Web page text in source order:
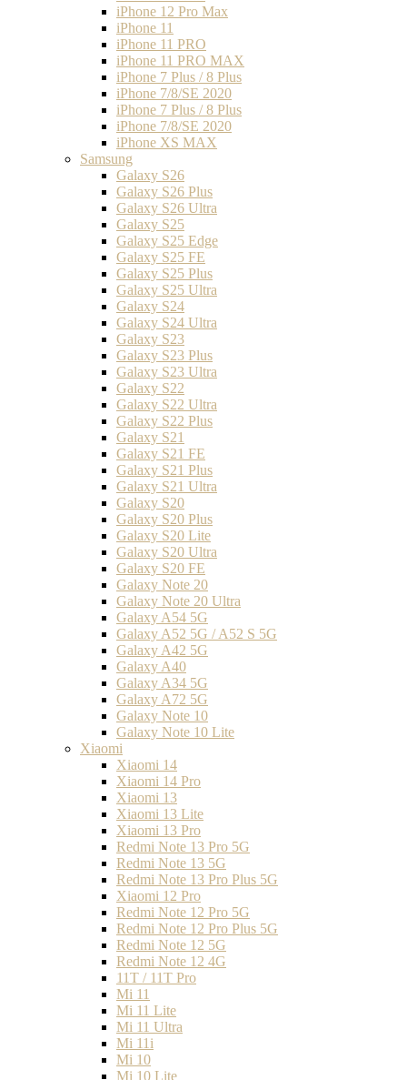
iPhone 12 Pro Max
iPhone 11
iPhone 11 PRO
iPhone 11 PRO MAX
iPhone 7 Plus / 8 Plus
iPhone 7/8/SE 2020
iPhone 7 Plus / 8 Plus
iPhone 7/8/SE 2020
iPhone XS MAX
Samsung
Galaxy S26
Galaxy S26 Plus
Galaxy S26 Ultra
Galaxy S25
Galaxy S25 Edge
Galaxy S25 FE
Galaxy S25 Plus
Galaxy S25 Ultra
Galaxy S24
Galaxy S24 Ultra
Galaxy S23
Galaxy S23 Plus
Galaxy S23 Ultra
Galaxy S22
Galaxy S22 Ultra
Galaxy S22 Plus
Galaxy S21
Galaxy S21 FE
Galaxy S21 Plus
Galaxy S21 Ultra
Galaxy S20
Galaxy S20 Plus
Galaxy S20 Lite
Galaxy S20 Ultra
Galaxy S20 FE
Galaxy Note 20
Galaxy Note 20 Ultra
Galaxy A54 5G
Galaxy A52 5G / A52 S 5G
Galaxy A42 5G
Galaxy A40
Galaxy A34 5G
Galaxy A72 5G
Galaxy Note 10
Galaxy Note 10 Lite
Xiaomi
Xiaomi 14
Xiaomi 14 Pro
Xiaomi 13
Xiaomi 13 Lite
Xiaomi 13 Pro
Redmi Note 13 Pro 5G
Redmi Note 13 5G
Redmi Note 13 Pro Plus 5G
Xiaomi 12 Pro
Redmi Note 12 Pro 5G
Redmi Note 12 Pro Plus 5G
Redmi Note 12 5G
Redmi Note 12 4G
11T / 11T Pro
Mi 11
Mi 11 Lite
Mi 11 Ultra
Mi 11i
Mi 10
Mi 10 Lite